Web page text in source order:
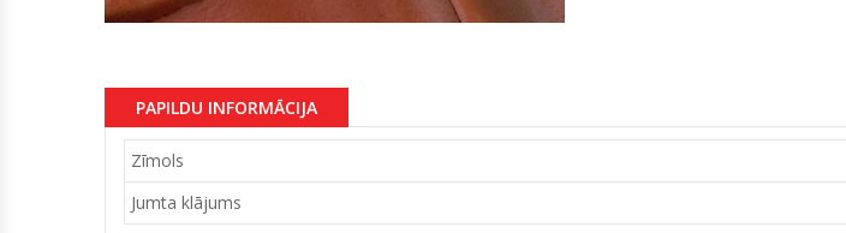
PAPILDU INFORMĀCIJA
Zīmols
Jumta klājums